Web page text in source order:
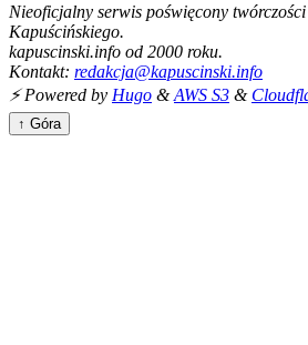
Nieoficjalny serwis poświęcony
Kapuścińskiego.
kapuscinski.info od 2000 roku.
Kontakt: redakcja@kapuscinski.info
⚡ Powered by Hugo & AWS S3 &
↑ Góra